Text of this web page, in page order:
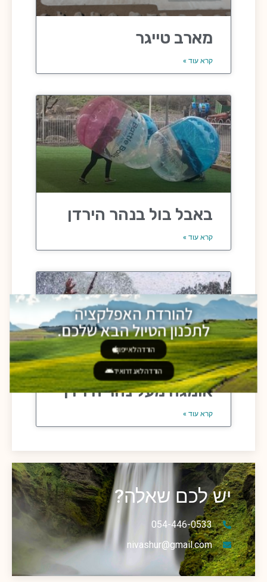
מארב טייגר
קרא עוד »
באבל בול בנהר הירדן
קרא עוד »
אומגה מעל נהר הירדן
קרא עוד »
יש לכם שאלה?
054-446-0533
nivashur@gmail.com
להורדת האפלקציה
לתכנון הטיול הבא שלכם.
הורדה לאייפון
הורדה לאנדרואיד